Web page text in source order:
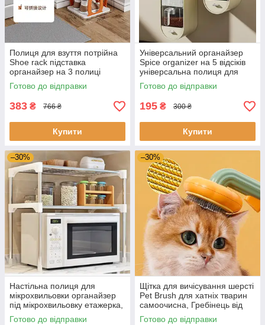
Полиця для взуття потрійна
Shoe rack підставка
органайзер на 3 полиці
Готово до відправки
383 ₴ 766 ₴
Купити
Універсальний органайзер
Spice organizer на 5 відсіків
універсальна полиця для
ванної та кухні
Готово до відправки
195 ₴ 300 ₴
Купити
–30%
Настільна полиця для
мікрохвильовки органайзер
під мікрохвильовку етажерка,
Настільні полиці для кухні
Готово до відправки
–30%
Щітка для вичісування шерсті
Pet Brush для хатніх тварин
самоочисна, Гребінець від
тріскачки для котів і
Готово до відправки